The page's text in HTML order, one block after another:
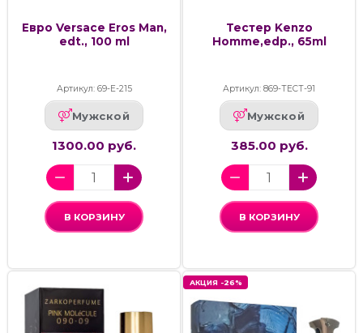
Евро Versace Eros Man,
edt., 100 ml
Артикул: 69-Е-215
Мужской
1300.00 руб.
В КОРЗИНУ
Тестер Kenzo
Homme,edp., 65ml
Артикул: 869-ТЕСТ-91
Мужской
385.00 руб.
В КОРЗИНУ
АКЦИЯ -26%